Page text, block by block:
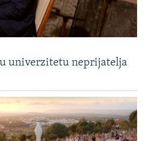
univerzitetu neprijatelja